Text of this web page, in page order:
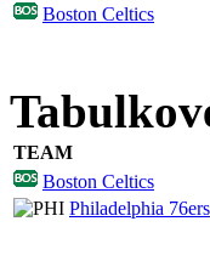
Boston Celtics
TEAM
Boston Celtics
Philadelphia 76ers